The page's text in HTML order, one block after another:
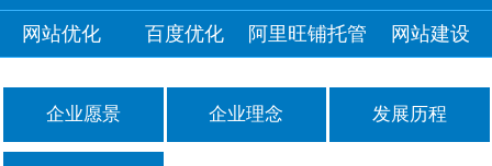
网站优化 百度优化 阿里旺铺托管 网站建设
企业愿景 企业理念 发展历程